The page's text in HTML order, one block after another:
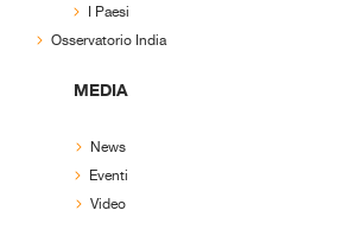
I Paesi
Osservatorio India
MEDIA
News
Eventi
Video